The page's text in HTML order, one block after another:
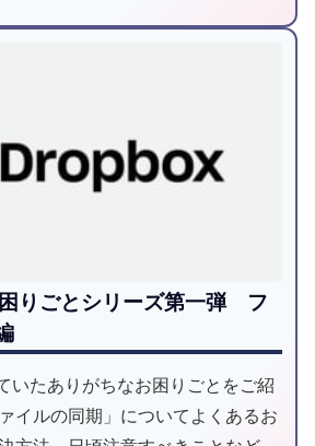
りごとシリーズ第一弾 フ
いたありがちなお困りごとをご紹
イルの同期」についてよくあるお